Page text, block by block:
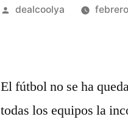
Publicado
dealcoolya
El fútbol no se ha
todas los equipos la